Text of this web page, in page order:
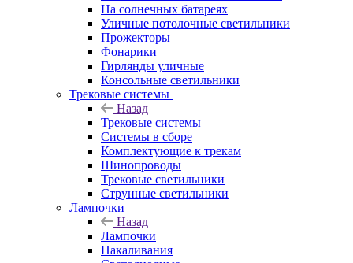
На солнечных батареях
Уличные потолочные светильники
Прожекторы
Фонарики
Гирлянды уличные
Консольные светильники
Трековые системы
Назад
Трековые системы
Системы в сборе
Комплектующие к трекам
Шинопроводы
Трековые светильники
Струнные светильники
Лампочки
Назад
Лампочки
Накаливания